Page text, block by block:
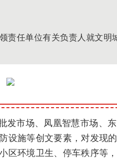
责任单位有关负责人就文明
发市场、凤凰智慧市场、
设施等创文要素，对发现
区环境卫生、停车秩序等